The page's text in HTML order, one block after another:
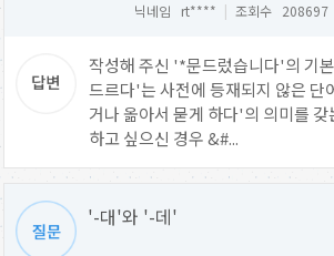
닉네임 rt**** | 조회수 208697
작성해 주신 '*문드렀습니다'의 기
드르다'는 사전에 등재되지 않은 단
거나 옮아서 묻게 하다'의 의미를
하고 싶으신 경우 &#...
'-대'와 '-데'